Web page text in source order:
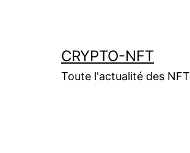
CRYPTO-NFT
Toute l'actualité des NFT